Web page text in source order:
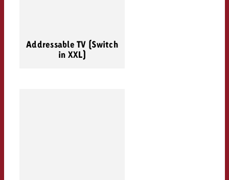
Addressable TV (Switch
in XXL)